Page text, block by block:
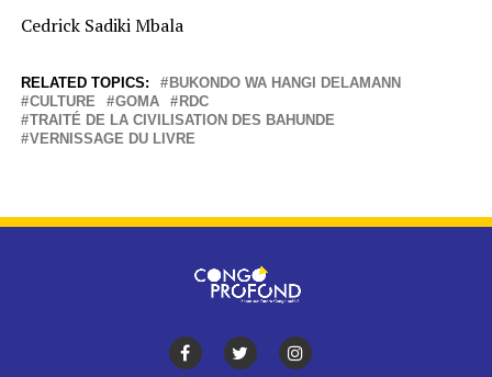
Cedrick Sadiki Mbala
RELATED TOPICS:
BUKONDO WA HANGI DELAMANN
CULTURE
GOMA
RDC
TRAITÉ DE LA CIVILISATION DES BAHUNDE
VERNISSAGE DU LIVRE